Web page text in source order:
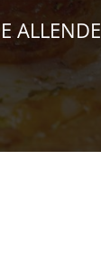
ALLENDE